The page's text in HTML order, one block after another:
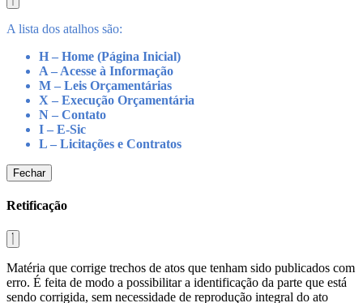
A lista dos atalhos são:
H – Home (Página Inicial)
A – Acesse à Informação
M – Leis Orçamentárias
X – Execução Orçamentária
N – Contato
I – E-Sic
L – Licitações e Contratos
Fechar
Retificação
Matéria que corrige trechos de atos que tenham sido publicados com
erro. É feita de modo a possibilitar a identificação da parte que está
sendo corrigida, sem necessidade de reprodução integral do ato